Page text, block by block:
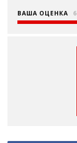
ВАША ОЦЕНКА